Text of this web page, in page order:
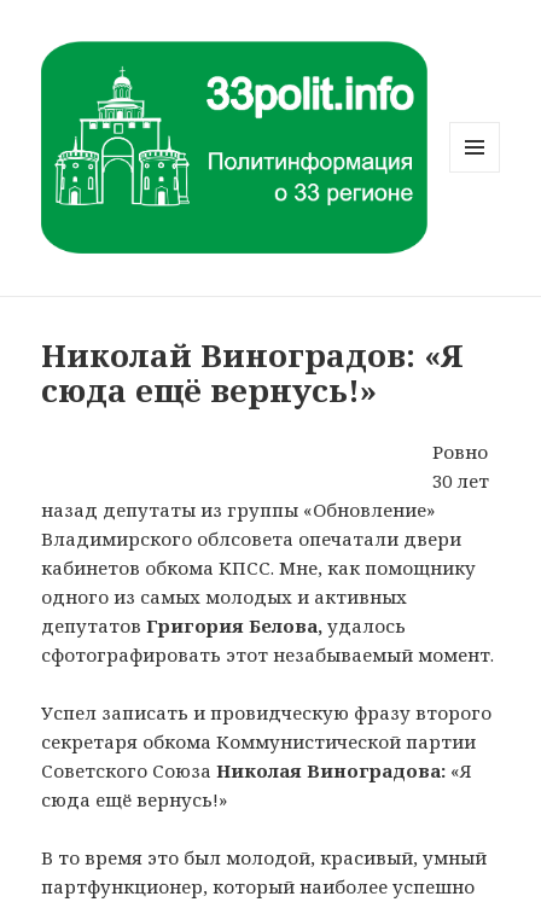
Николай Виноградов: «Я
сюда ещё вернусь!»
Ровно
30 лет
назад депутаты из группы «Обновление»
Владимирского облсовета опечатали двери
кабинетов обкома КПСС. Мне, как помощнику
одного из самых молодых и активных
депутатовГригория Белова, удалось
сфотографировать этот незабываемый момент.
Успел записать и провидческую фразу второго
секретаря обкома Коммунистической партии
Советского СоюзаНиколая Виноградова: «Я
сюда ещё вернусь!»
В то время это был молодой, красивый, умный
партфункционер, который наиболее успешно